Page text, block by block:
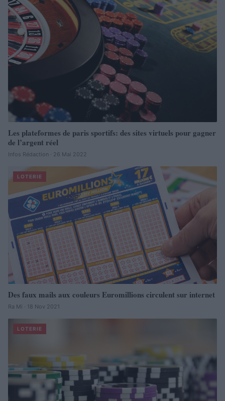
Les plateformes de paris sportifs: des sites virtuels pour gagner
de l’argent réel
Infos Rédaction · 26 Mai 2022
LOTERIE
Des faux mails aux couleurs Euromillions circulent sur internet
Ra Mi · 18 Nov 2021
LOTERIE